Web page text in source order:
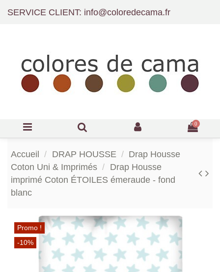
SERVICE CLIENT: info@coloredecama.fr
0
Accueil DRAP HOUSSE
Drap Housse
Coton Uni & Imprimés
Drap Housse
imprimé Coton ÉTOILES émeraude - fond
blanc
Promo !
-10%